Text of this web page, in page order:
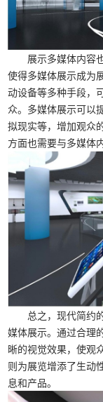
展示多媒体内容也
使得多媒体展示成为
动设备等多种手段，
众。多媒体展示可以
拟现实等，增加观众
方面也需要与多媒体
总之，现代简约的
媒体展示。通过合理
晰的视觉效果，使观
则为展览增添了生动
息和产品。